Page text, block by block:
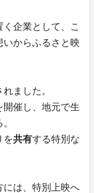
企業として、こ
からふるさと映
ました。
開催し、地元で生
を共有する特別な
には、特別上映へ